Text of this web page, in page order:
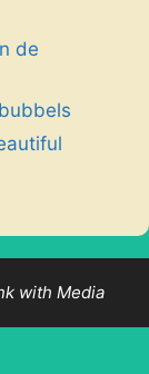
de
with Media